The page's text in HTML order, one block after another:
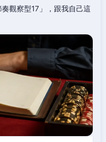
觀察型17」，跟我自己這